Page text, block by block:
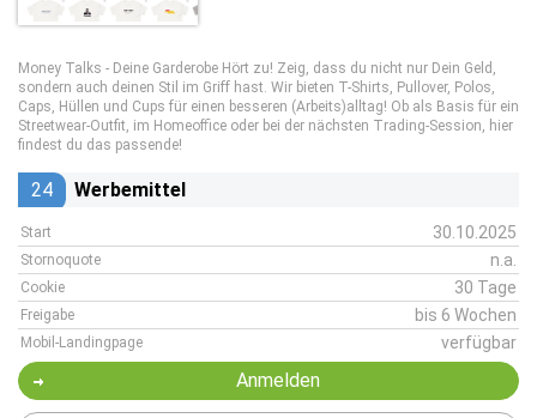
Money Talks - Deine Garderobe Hört zu! Zeig, dass du nicht nur Dein Geld,
sondern auch deinen Stil im Griff hast. Wir bieten T-Shirts, Pullover, Polos,
Caps, Hüllen und Cups für einen besseren (Arbeits)alltag! Ob als Basis für ein
Streetwear-Outfit, im Homeoffice oder bei der nächsten Trading-Session, hier
findest du das passende!
24 Werbemittel
Start 30.10.2025
Stornoquote n.a.
Cookie 30 Tage
Freigabe bis 6 Wochen
Mobil-Landingpage verfügbar
Anmelden